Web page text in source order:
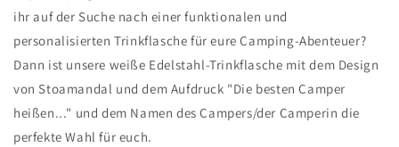
ihr auf der Suche nach einer funktionalen und
personalisierten Trinkflasche für eure Camping-Abenteuer?
Dann ist unsere weiße Edelstahl-Trinkflasche mit dem Design
von Stoamandal und dem Aufdruck "Die besten Camper
heißen..." und dem Namen des Campers/der Camperin die
perfekte Wahl für euch.